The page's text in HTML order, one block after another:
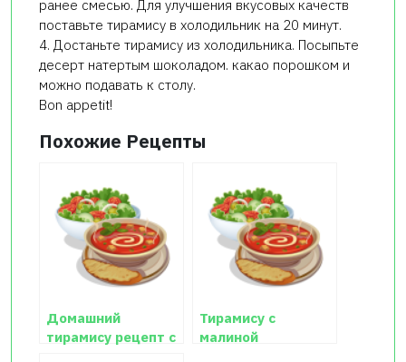
ранее смесью. Для улучшения вкусовых качеств
поставьте тирамису в холодильник на 20 минут.
4. Достаньте тирамису из холодильника. Посыпьте
десерт натертым шоколадом. какао порошком и
можно подавать к столу.
Bon appetit!
Похожие Рецепты
Домашний
тирамису рецепт с
Тирамису с
малиной